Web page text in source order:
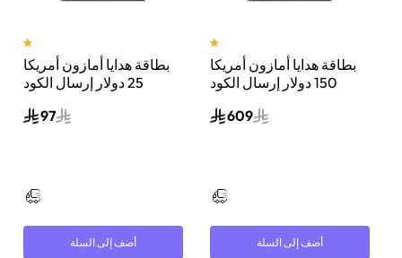
بطاقة هدايا أمازون أمريكا
25 دولار إرسال الكود
أسود
97
أضف إلى السلة
بطاقة هدايا أمازون أمريكا
150 دولار إرسال الكود
أسود609
أضف إلى السلة